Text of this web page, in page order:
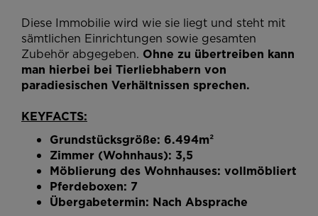
Diese Immobilie wird wie sie liegt und steht mit
sämtlichen Einrichtungen sowie gesamten
Zubehör abgegeben. Ohne zu übertreiben kann
man hierbei bei Tierliebhabern von
paradiesischen Verhältnissen sprechen.
KEYFACTS:
Grundstücksgröße: 6.494m²
Zimmer (Wohnhaus): 3,5
Möblierung des Wohnhauses: vollmöbliert
Pferdeboxen: 7
Übergabetermin: Nach Absprache